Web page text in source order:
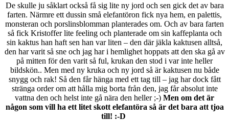
De skulle ju såklart också få sig lite ny jord och sen gick det av bara
farten. Närmre ett dussin små elefantöron fick nya hem, en palettis,
monsteran och porslinsblomman planterades om. Och av bara farten
så fick Kristoffer lite feeling och planterade om sin kaffeplanta och
sin kaktus han haft sen han var liten – den där jäkla kaktusen alltså,
den har varit så sne och jag har i hemlighet hoppats att den ska gå av
på mitten för den varit så ful, krukan den stod i var inte heller
bildskön.. Men med ny kruka och ny jord så är kaktusen nu både
snygg och rak! Så den får hänga med ett tag till – jag har dock fått
stränga order om att hålla mig borta från den, jag får absolut inte
vattna den och helst inte gå nära den heller ;-) Men om det är
någon som vill ha ett litet skott elefantöra så är det bara att tjoa
till! :-D